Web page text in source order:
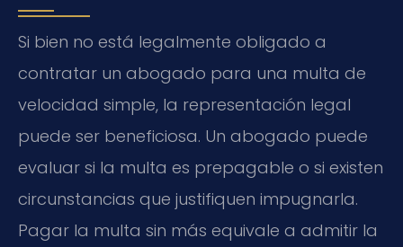
Si bien no está legalmente obligado a
contratar un abogado para una multa de
velocidad simple, la representación legal
puede ser beneficiosa. Un abogado puede
evaluar si la multa es prepagable o si existen
circunstancias que justifiquen impugnarla.
Pagar la multa sin más equivale a admitir la